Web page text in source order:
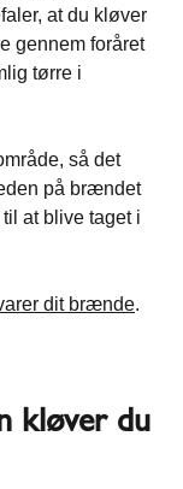
at du kløver
gennem foråret
tørre i
så det
på brændet
at blive taget i
dit brænde.
kløver du